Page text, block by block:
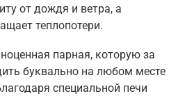
от дождя и ветра, а
теплопотери.
парная, которую за
буквально на любом месте
специальной печи